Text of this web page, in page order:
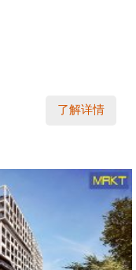
了解详情